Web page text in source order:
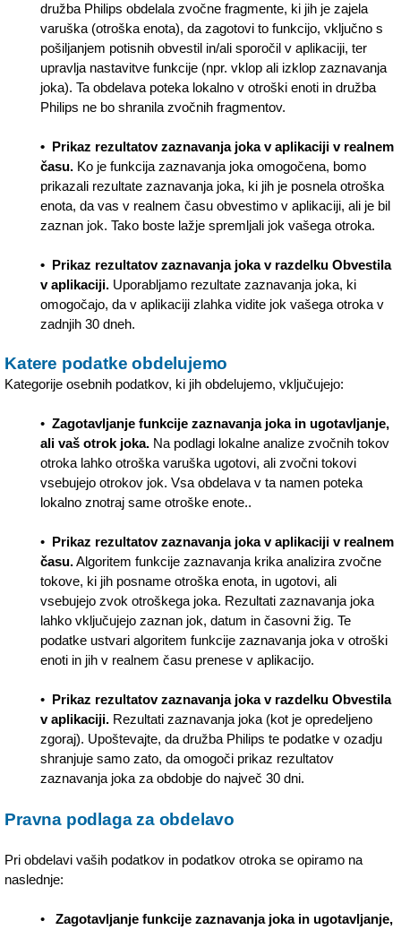
družba Philips obdelala zvočne fragmente, ki jih je zajela
varuška (otroška enota), da zagotovi to funkcijo, vključno s
pošiljanjem potisnih obvestil in/ali sporočil v aplikaciji, ter
upravlja nastavitve funkcije (npr. vklop ali izklop zaznavanja
joka). Ta obdelava poteka lokalno v otroški enoti in družba
Philips ne bo shranila zvočnih fragmentov.
• Prikaz rezultatov zaznavanja joka v aplikaciji v realnem
času. Ko je funkcija zaznavanja joka omogočena, bomo
prikazali rezultate zaznavanja joka, ki jih je posnela otroška
enota, da vas v realnem času obvestimo v aplikaciji, ali je bil
zaznan jok. Tako boste lažje spremljali jok vašega otroka.
• Prikaz rezultatov zaznavanja joka v razdelku Obvestila
v aplikaciji. Uporabljamo rezultate zaznavanja joka, ki
omogočajo, da v aplikaciji zlahka vidite jok vašega otroka v
zadnjih 30 dneh.
Katere podatke obdelujemo
Kategorije osebnih podatkov, ki jih obdelujemo, vključujejo:
•Zagotavljanje funkcije zaznavanja joka in ugotavljanje,
ali vaš otrok joka. Na podlagi lokalne analize zvočnih tokov
otroka lahko otroška varuška ugotovi, ali zvočni tokovi
vsebujejo otrokov jok. Vsa obdelava v ta namen poteka
lokalno znotraj same otroške enote..
• Prikaz rezultatov zaznavanja joka v aplikaciji v realnem
času.Algoritem funkcije zaznavanja krika analizira zvočne
tokove, ki jih posname otroška enota, in ugotovi, ali
vsebujejo zvok otroškega joka. Rezultati zaznavanja joka
lahko vključujejo zaznan jok, datum in časovni žig. Te
podatke ustvari algoritem funkcije zaznavanja joka v otroški
enoti in jih v realnem času prenese v aplikacijo.
• Prikaz rezultatov zaznavanja joka v razdelku Obvestila
v aplikaciji. Rezultati zaznavanja joka (kot je opredeljeno
zgoraj). Upoštevajte, da družba Philips te podatke v ozadju
shranjuje samo zato, da omogoči prikaz rezultatov
zaznavanja joka za obdobje do največ 30 dni.
Pravna podlaga za obdelavo
Pri obdelavi vaših podatkov in podatkov otroka se opiramo na
naslednje:
•Zagotavljanje funkcije zaznavanja joka in ugotavljanje,